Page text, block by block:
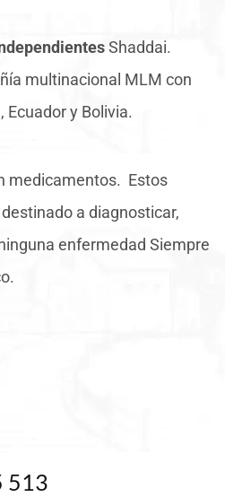
Shaddai.
multinacional MLM con
Ecuador y Bolivia.
medicamentos. Estos
a diagnosticar,
enfermedad Siempre
513